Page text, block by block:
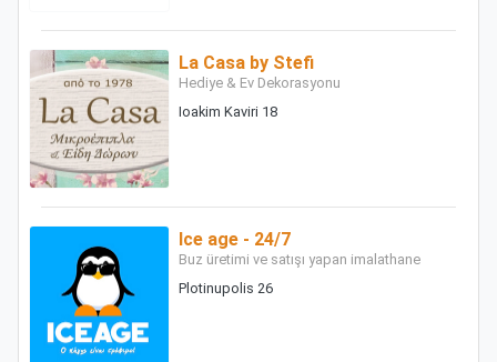
La Casa by Stefi
Hediye & Ev Dekorasyonu
Ioakim Kaviri 18
Ice age - 24/7
Buz üretimi ve satışı yapan imalathane
Plotinupolis 26